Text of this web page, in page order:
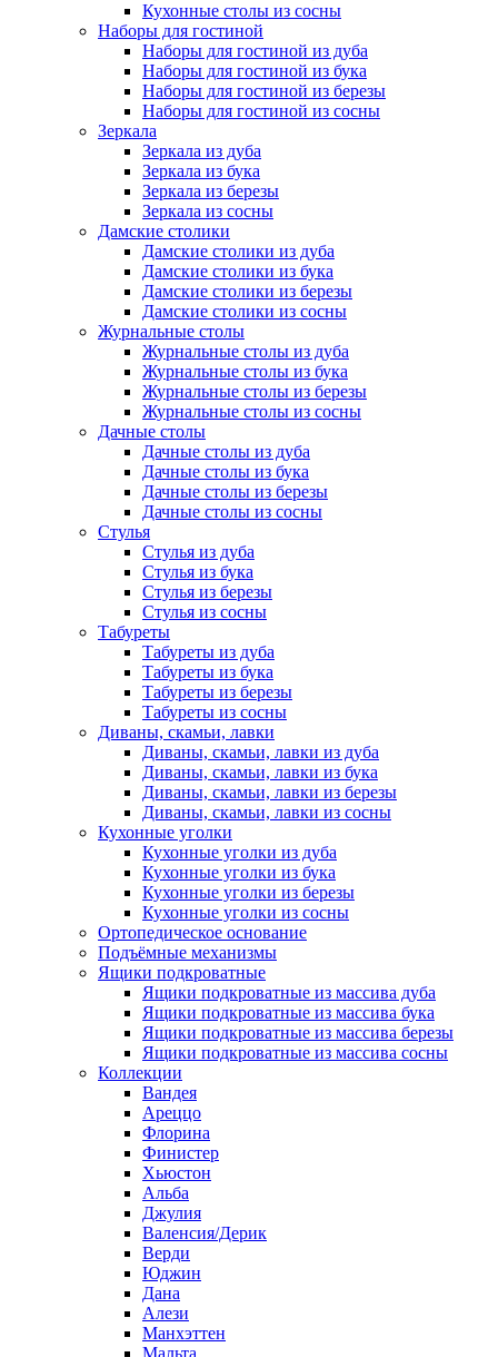
Кухонные столы из сосны
Наборы для гостиной
Наборы для гостиной из дуба
Наборы для гостиной из бука
Наборы для гостиной из березы
Наборы для гостиной из сосны
Зеркала
Зеркала из дуба
Зеркала из бука
Зеркала из березы
Зеркала из сосны
Дамские столики
Дамские столики из дуба
Дамские столики из бука
Дамские столики из березы
Дамские столики из сосны
Журнальные столы
Журнальные столы из дуба
Журнальные столы из бука
Журнальные столы из березы
Журнальные столы из сосны
Дачные столы
Дачные столы из дуба
Дачные столы из бука
Дачные столы из березы
Дачные столы из сосны
Стулья
Стулья из дуба
Стулья из бука
Стулья из березы
Стулья из сосны
Табуреты
Табуреты из дуба
Табуреты из бука
Табуреты из березы
Табуреты из сосны
Диваны, скамьи, лавки
Диваны, скамьи, лавки из дуба
Диваны, скамьи, лавки из бука
Диваны, скамьи, лавки из березы
Диваны, скамьи, лавки из сосны
Кухонные уголки
Кухонные уголки из дуба
Кухонные уголки из бука
Кухонные уголки из березы
Кухонные уголки из сосны
Ортопедическое основание
Подъёмные механизмы
Ящики подкроватные
Ящики подкроватные из массива дуба
Ящики подкроватные из массива бука
Ящики подкроватные из массива березы
Ящики подкроватные из массива сосны
Коллекции
Вандея
Ареццо
Флорина
Финистер
Хьюстон
Альба
Джулия
Валенсия/Дерик
Верди
Юджин
Дана
Алези
Манхэттен
Мальта